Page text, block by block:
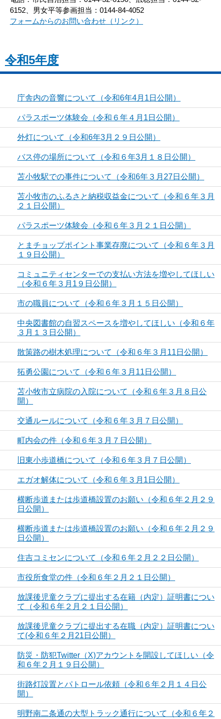
6152、男女平等参画担当：0144-84-4052
フォームからのお問い合わせ（リンク）
令和5年度
庁舎内の音響について（令和6年4月1日公開）
パラスポーツ体験会（令和６年４月1日公開）
外灯について（令和6年3月２９日公開）
バス停の場所について（令和６年3月１８日公開）
苫小牧駅での事件について（令和6年３月27日公開）
苫小牧市のふるさと納税収益金について（令和６年３月
２１日公開）
パラスポーツ体験会（令和６年３月２１日公開）
とまチョップポイント事業存廃について（令和６年３月
１９日公開）
コミュニティセンターでの支払い方法を増やしてほしい
（令和６年３月1９日公開）
市の職員について（令和６年３月１５日公開）
中央図書館の自習スペースを増やしてほしい（令和６年
３月１３日公開）
散策路の樹木処理について（令和６年３月11日公開）
拓勇公園について（令和６年３月11日公開）
苫小牧市立病院の入院について（令和６年３月８日公
開）
交通ルールについて（令和６年３月７日公開）
町内会の件（令和６年３月７日公開）
旧東小歩道橋について（令和６年３月７日公開）
エガオ解体について（令和６年３月1日公開）
横断歩道または歩道橋設置のお願い（令和６年２月２９
日公開）
横断歩道または歩道橋設置のお願い（令和６年２月２９
日公開）
住吉コミセンについて（令和６年２月２２日公開）
市役所食堂の件（令和６年２月２１日公開）
放課後児童クラブに提出する在籍（内定）証明書につい
て（令和６年２月２１日公開）
放課後児童クラブに提出する在職（内定）証明書につい
て(令和６年２月21日公開）
防災・防犯Twitter（X)アカウントを開設してほしい（令
和６年２月１９日公開）
街路灯設置とパトロール依頼（令和６年２月１４日公
開）
明野南二条通の大型トラック通行について（令和６年２